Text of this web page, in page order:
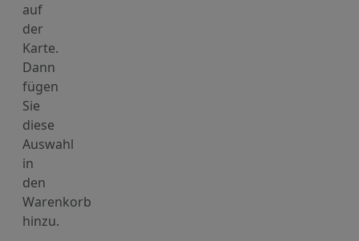
auf
der
Karte.
Dann
fügen
Sie
diese
Auswahl
in
den
Warenkorb
hinzu.